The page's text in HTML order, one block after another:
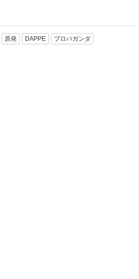
原発 DAPPE プロバガンダ